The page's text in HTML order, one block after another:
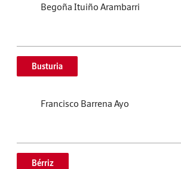
Begoña Ituiño Arambarri
Busturia
Francisco Barrena Ayo
Bérriz